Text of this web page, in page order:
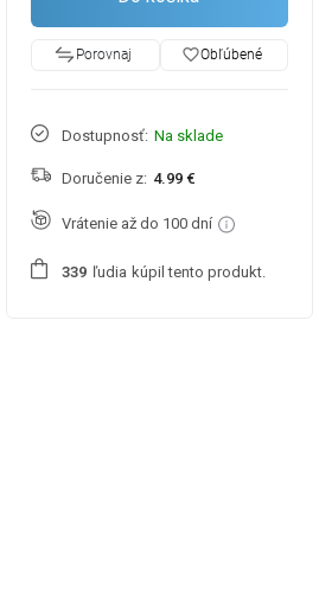
Porovnaj favorite_borderObľúbené
Dostupnosť: Na sklade
Doručenie z: 4.99 €
Vrátenie až do 100 dní
339 ľudia kúpil tento produkt.